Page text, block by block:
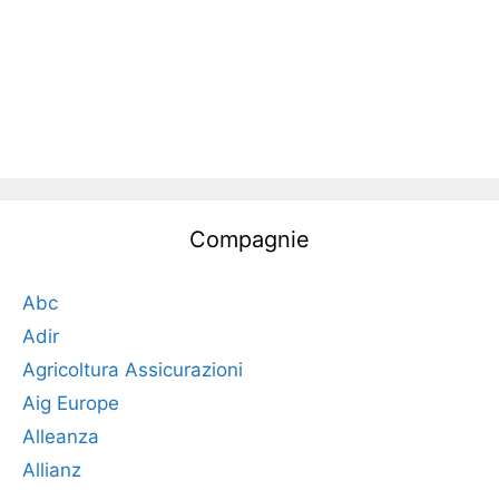
Compagnie
Abc
Adir
Agricoltura Assicurazioni
Aig Europe
Alleanza
Allianz